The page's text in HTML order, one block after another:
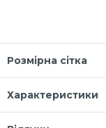
Розмірна сітка
Характеристики